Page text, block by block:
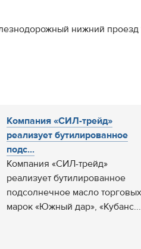
нижний проезд
Компания «СИЛ-трейд»
реализует бутилированное
подс...
Компания «СИЛ-трейд»
реализует бутилированное
подсолнечное масло торговых
марок «Южный дар», «Кубанс...